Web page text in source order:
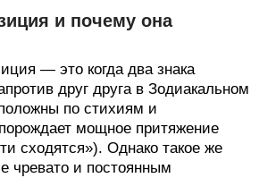
и почему она
— это когда два знака
друг друга в Зодиакальном
по стихиям и
мощное притяжение
сходятся»). Однако такое же
чревато и постоянным